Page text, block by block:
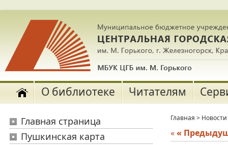
О библиотеке Читателям
Главная страница
Пушкинская карта
Главная > Новости
««